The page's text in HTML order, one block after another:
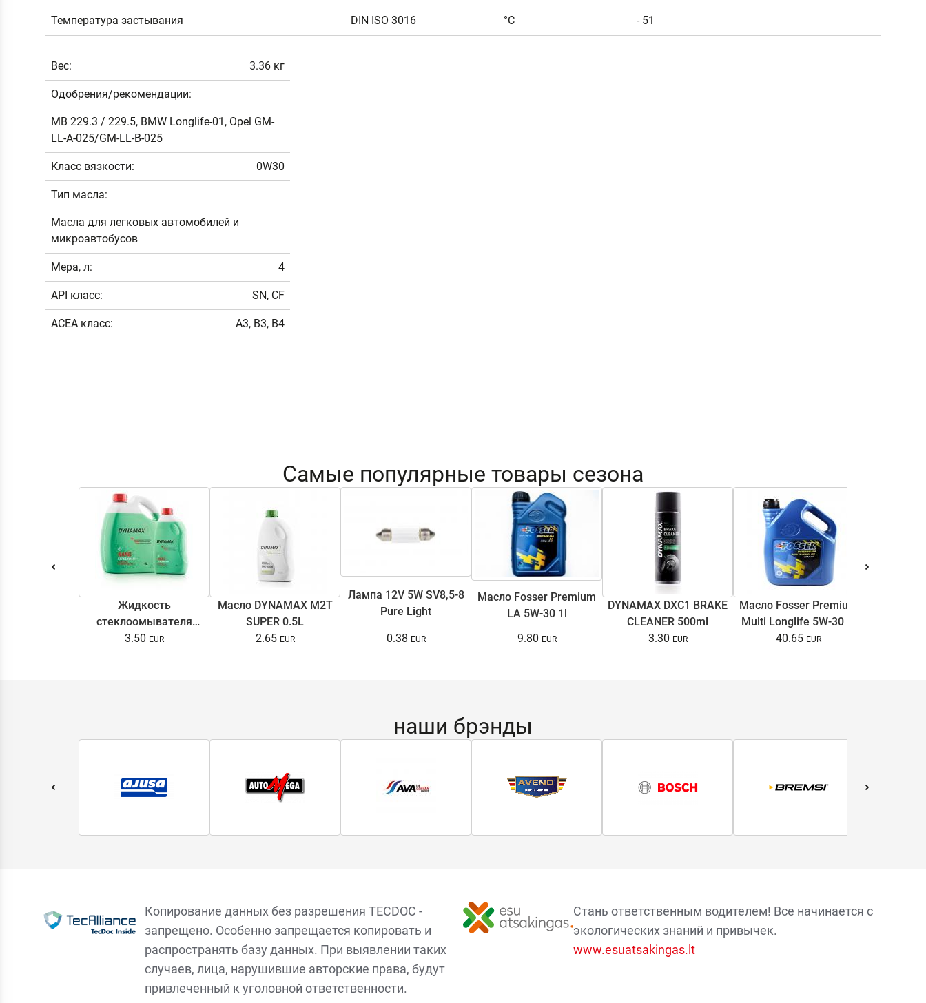
Температура застывания DIN ISO 3016 °C - 51
Вес: 3.36 кг
Одобрения/рекомендации:
MB 229.3 / 229.5, BMW Longlife-01, Opel GM-
LL-A-025/GM-LL-B-025
Класс вязкости: 0W30
Тип масла:
Масла для легковых автомобилей и
микроавтобусов
Мера, л: 4
API класс: SN, CF
ACEA класс: A3, B3, B4
Самые популярные товары сезона
Жидкость
стеклоомывателя
DYNAMAX SCREENWASH
3.50
Масло DYNAMAX M2T
SUPER 0.5L
2.65
Лампа 12V 5W SV8,5-8
Pure Light
0.38
Масло Fosser Premium
LA 5W-30 1l
9.80
DYNAMAX DXC1 BRAKE
CLEANER 500ml
3.30
Масло Fosser Premium
Multi Longlife 5W-30 5l
40.65
наши брэнды
Копирование данных без разрешения TECDOC -
запрещено. Особенно запрещается копировать и
распространять базу данных. При выявлении таких
случаев, лица, нарушившие авторские права, будут
привлеченный к уголовной ответственности.
Стань ответственным водителем! Все начинается с
экологических знаний и привычек.
www.esuatsakingas.lt